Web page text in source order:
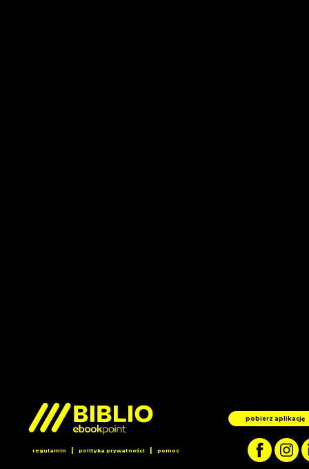
pobierz aplikację
regulamin | polityka prywatności | pomoc